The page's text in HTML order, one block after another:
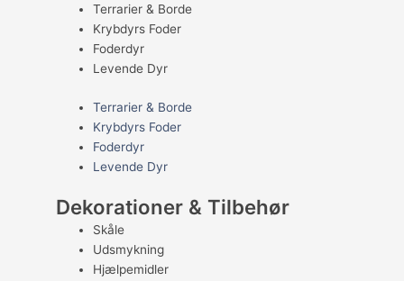
Terrarier & Borde
Krybdyrs Foder
Foderdyr
Levende Dyr
Terrarier & Borde
Krybdyrs Foder
Foderdyr
Levende Dyr
Dekorationer & Tilbehør
Skåle
Udsmykning
Hjælpemidler